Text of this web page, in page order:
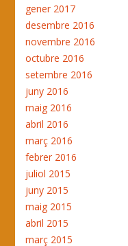
gener 2017
desembre 2016
novembre 2016
octubre 2016
setembre 2016
juny 2016
maig 2016
abril 2016
març 2016
febrer 2016
juliol 2015
juny 2015
maig 2015
abril 2015
març 2015